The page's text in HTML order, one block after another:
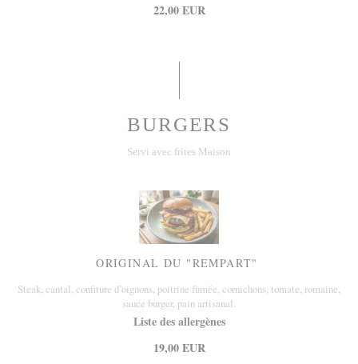
22,00 EUR
BURGERS
Servi avec frites Maison
ORIGINAL DU "REMPART"
Steak, cantal, confiture d’oignons, poitrine fumée, cornichons, tomate, romaine,
sauce burger, pain artisanal.
Liste des allergènes
19,00 EUR